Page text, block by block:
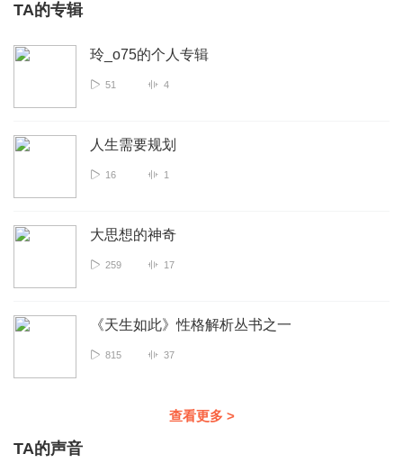
TA的专辑
玲_o75的个人专辑
51 4
人生需要规划
16 1
大思想的神奇
259 17
《天生如此》性格解析丛书之一
815 37
查看更多 >
TA的声音